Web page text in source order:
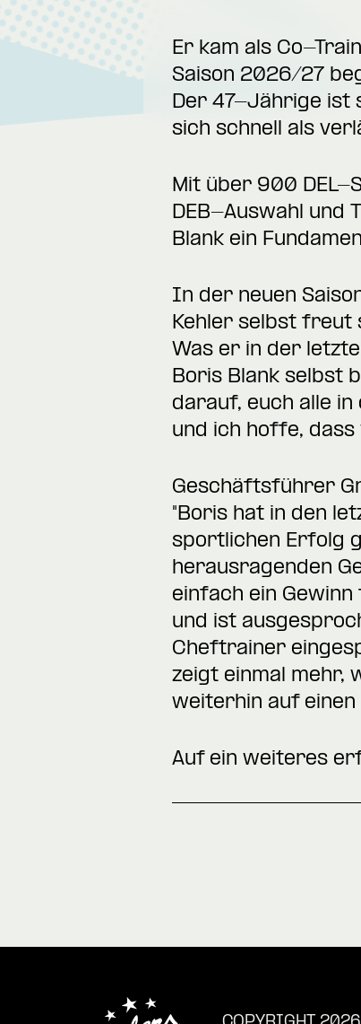
Er kam als Co-
Saison 2026/27
Der 47-Jährige ist
sich schnell als
Mit über 900 DEL-
DEB-Auswahl und
Blank ein
In der neuen
Kehler selbst freut
Was er in der
Boris Blank selbst
darauf, euch alle
und ich hoffe,
Geschäftsführer
"Boris hat in den
sportlichen Erfolg
herausragenden
einfach ein
und ist
Cheftrainer
zeigt einmal mehr,
weiterhin auf einen
Auf ein weiteres